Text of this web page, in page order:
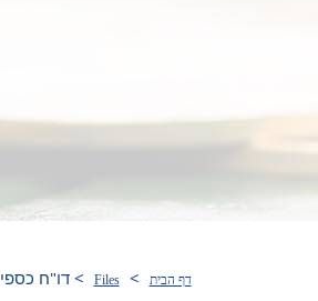
דף הבית >
Files
>דו"ח כספי